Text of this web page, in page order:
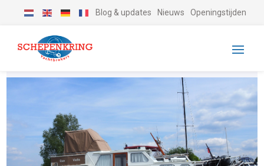
Blog & updates Nieuws Openingstijden